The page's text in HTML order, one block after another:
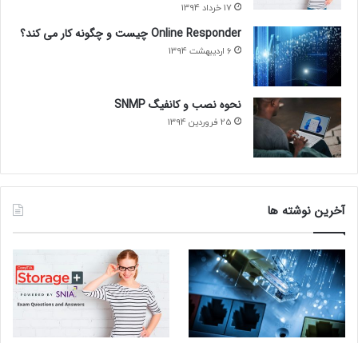
17 خرداد 1394
Online Responder چیست و چگونه کار می کند؟
6 اردیبهشت 1394
نحوه نصب و کانفیگ SNMP
25 فروردین 1394
آخرین نوشته ها